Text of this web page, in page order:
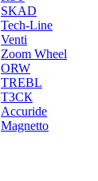
SKAD
Tech-Line
Venti
Zoom Wheel
ORW
TREBL
ТЗСК
Accuride
Magnetto